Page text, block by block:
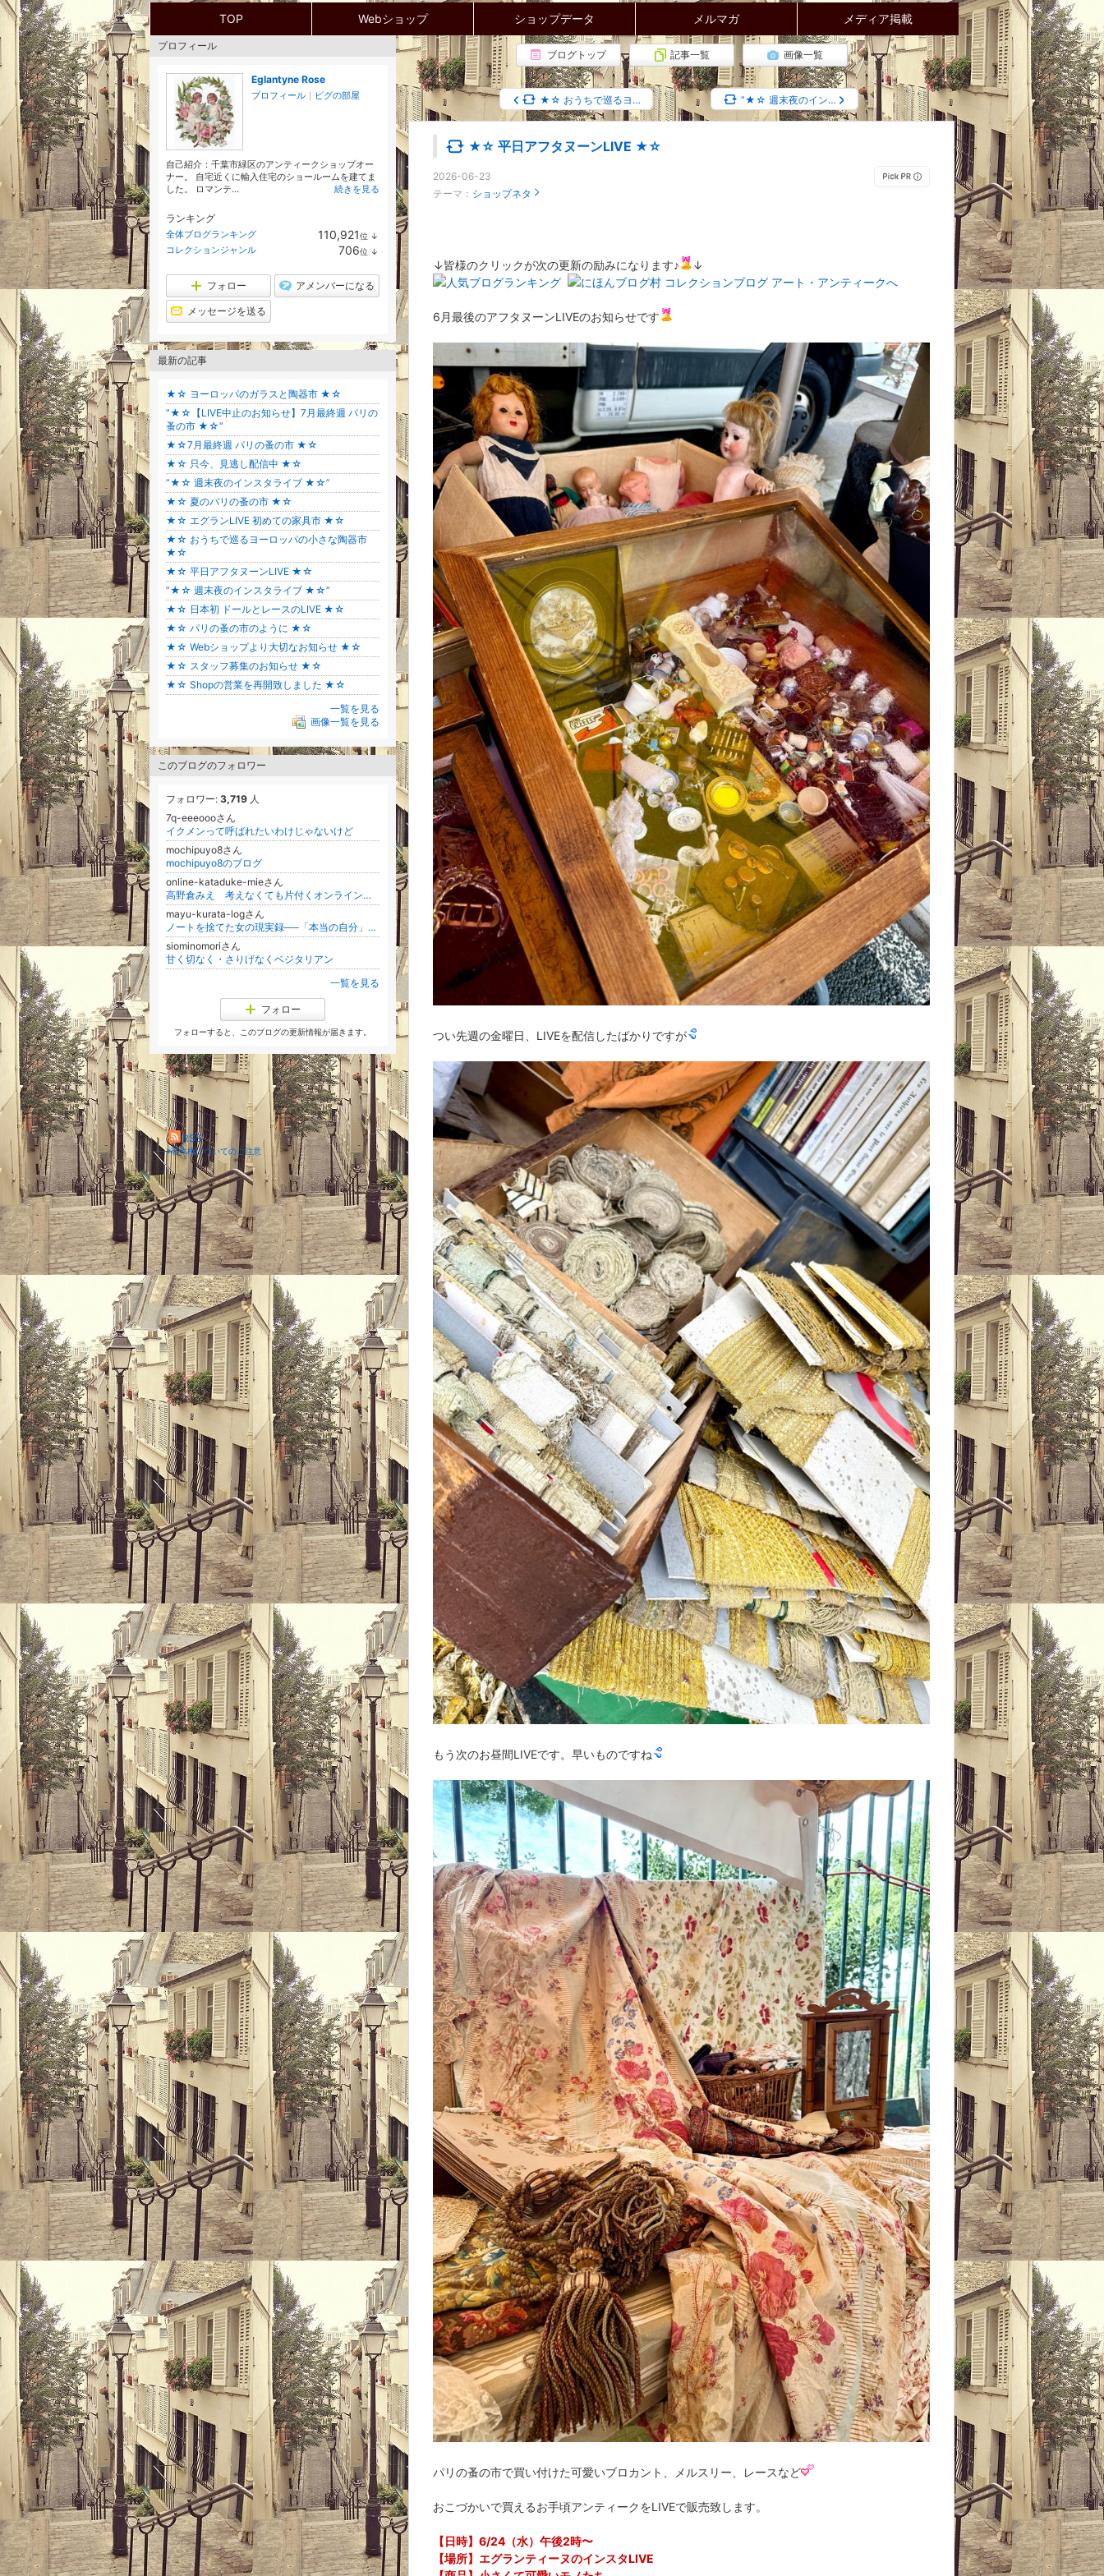
ブログトップ 記事一覧 画像一覧
★☆ おうちで巡るヨ… ”★☆ 週末夜のイン…
★☆ 平日アフタヌーンLIVE ★☆
2026-06-23
テーマ： ショップネタ
↓皆様のクリックが次の更新の励みになります♪ ↓
6月最後のアフタヌーンLIVEのお知らせです
つい先週の金曜日、LIVEを配信したばかりですが
もう次のお昼間LIVEです。早いものですね
パリの蚤の市で買い付けた可愛いブロカント、メルスリー、レースなど
おこづかいで買えるお手頃アンティークをLIVEで販売致します。
【日時】6/24（水）午後2時〜
【場所】エグランティーヌのインスタLIVE
プロフィール
Eglantyne Rose
プロフィール ｜ ピグの部屋
自己紹介：千葉市緑区のアンティークショップオー
ナー。 自宅近くに輸入住宅のショールームを建てま
した。 ロマンテ...
続きを見る
ランキング
全体ブログランキング 110,921位 ↓
ン
コレクションジャンル 706位 ↓
フォロー アメンバーになる
メッセージを送る
最新の記事
★☆ ヨーロッパのガラスと陶器市 ★☆
”★☆【LIVE中止のお知らせ】7月最終週 パリの
蚤の市 ★☆”
★☆7月最終週 パリの蚤の市 ★☆
★☆ 只今、見逃し配信中 ★☆
”★☆ 週末夜のインスタライブ ★☆”
★☆ 夏のパリの蚤の市 ★☆
★☆ エグランLIVE 初めての家具市 ★☆
★☆ おうちで巡るヨーロッパの小さな陶器市
★☆
★☆ 平日アフタヌーンLIVE ★☆
”★☆ 週末夜のインスタライブ ★☆”
★☆ 日本初 ドールとレースのLIVE ★☆
★☆ パリの蚤の市のように ★☆
★☆ Webショップより大切なお知らせ ★☆
★☆ スタッフ募集のお知らせ ★☆
★☆ Shopの営業を再開致しました ★☆
一覧を見る
画像一覧を見る
このブログのフォロワー
フォロワー: 3,719 人
7q-eeeoooさん
イクメンって呼ばれたいわけじゃないけど
mochipuyo8さん
mochipuyo8のブログ
online-kataduke-mieさん
高野倉みえ 考えなくても片付くオンライン片付けアドバイザー・整理収納アドバイザー
mayu-kurata-logさん
ノートを捨てた女の現実録──「本当の自分」を探して人生をバグらせたあなたへ
siominomoriさん
甘く切なく・さりげなくベジタリアン
一覧を見る
フォロー
フォローすると、このブログの更新情報が届きます。
TOP Webショップ ショップデータ メルマガ メディア掲載
RSS
※著作権についてのご注意